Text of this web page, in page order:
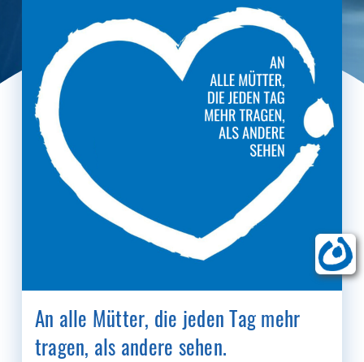
An alle Mütter, die jeden Tag mehr
tragen, als andere sehen.